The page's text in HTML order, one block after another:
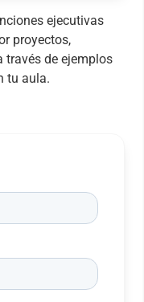
ejecutivas
proyectos,
través de ejemplos
tu aula.